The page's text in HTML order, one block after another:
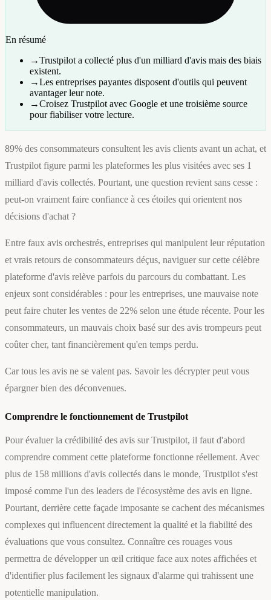
En résumé
→Trustpilot a collecté plus d'un milliard d'avis mais des biais
existent.
→Les entreprises payantes disposent d'outils qui peuvent
avantager leur note.
→Croisez Trustpilot avec Google et une troisième source
pour fiabiliser votre lecture.
89% des consommateurs consultent les avis clients avant un achat, et
Trustpilot figure parmi les plateformes les plus visitées avec ses 1
milliard d'avis collectés. Pourtant, une question revient sans cesse :
peut-on vraiment faire confiance à ces étoiles qui orientent nos
décisions d'achat ?
Entre faux avis orchestrés, entreprises qui manipulent leur réputation
et vrais retours de consommateurs déçus, naviguer sur cette célèbre
plateforme d'avis relève parfois du parcours du combattant. Les
enjeux sont considérables : pour les entreprises, une mauvaise note
peut faire chuter les ventes de 22% selon une étude récente. Pour les
consommateurs, un mauvais choix basé sur des avis trompeurs peut
coûter cher, tant financièrement qu'en temps perdu.
Car tous les avis ne se valent pas. Savoir les décrypter peut vous
épargner bien des déconvenues.
Comprendre le fonctionnement de Trustpilot
Pour évaluer la crédibilité des avis sur Trustpilot, il faut d'abord
comprendre comment cette plateforme fonctionne réellement. Avec
plus de 158 millions d'avis collectés dans le monde, Trustpilot s'est
imposé comme l'un des leaders de l'écosystème des avis en ligne.
Pourtant, derrière cette façade imposante se cachent des mécanismes
complexes qui influencent directement la qualité et la fiabilité des
évaluations que vous consultez. Connaître ces rouages vous
permettra de développer un œil critique face aux notes affichées et
d'identifier plus facilement les signaux d'alarme qui trahissent une
potentielle manipulation.